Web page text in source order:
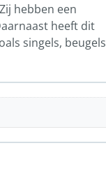
hebben een
heeft dit
singels, beugels